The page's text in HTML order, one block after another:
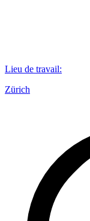
Lieu de travail:
Zürich